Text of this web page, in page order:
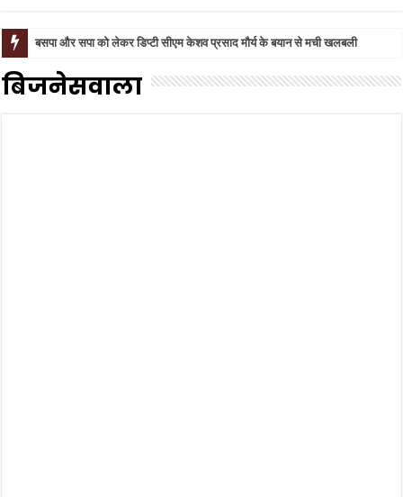
बसपा और सपा को लेकर डिप्टी सीएम केशव प्रसाद मौर्य के बयान से मची खलबली
बिजनेसवाला